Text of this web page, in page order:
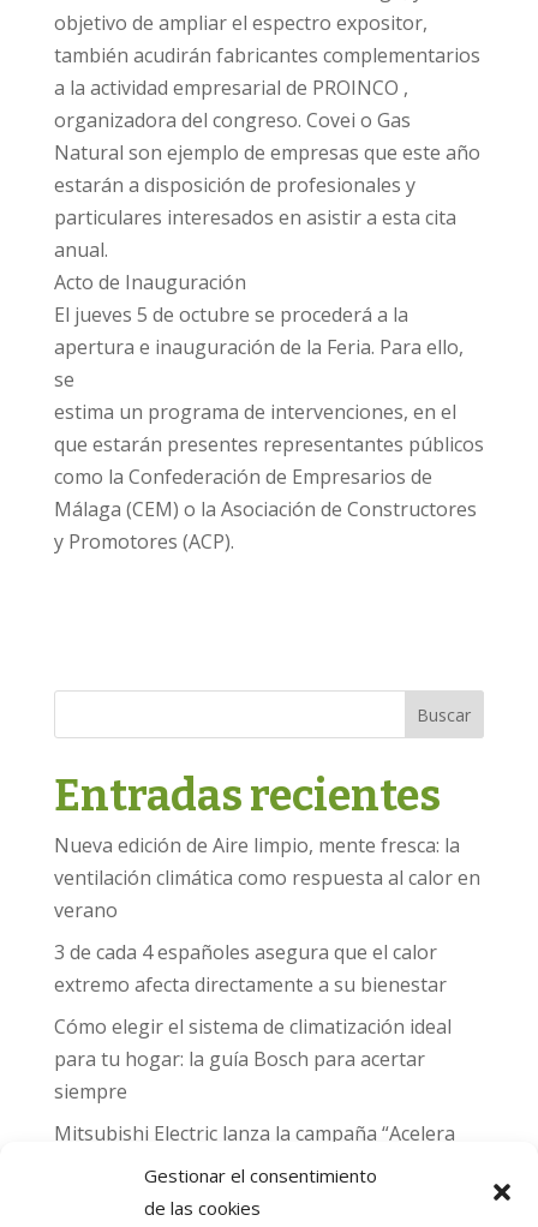
Gestionar el consentimiento
de las cookies
objetivo de ampliar el espectro expositor,
también acudirán fabricantes complementarios
a la actividad empresarial de PROINCO ,
organizadora del congreso. Covei o Gas
Natural son ejemplo de empresas que este año
estarán a disposición de profesionales y
particulares interesados en asistir a esta cita
anual.
Acto de Inauguración
El jueves 5 de octubre se procederá a la
apertura e inauguración de la Feria. Para ello,
se
estima un programa de intervenciones, en el
que estarán presentes representantes públicos
como la Confederación de Empresarios de
Málaga (CEM) o la Asociación de Constructores
y Promotores (ACP).
Buscar
Entradas recientes
Nueva edición de Aire limpio, mente fresca: la
ventilación climática como respuesta al calor en
verano
3 de cada 4 españoles asegura que el calor
extremo afecta directamente a su bienestar
Cómo elegir el sistema de climatización ideal
para tu hogar: la guía Bosch para acertar
siempre
Mitsubishi Electric lanza la campaña “Acelera
hacia MADRID 2026” y premia con entradas
para el Gran Premio de Fórmula 1 de Madrid